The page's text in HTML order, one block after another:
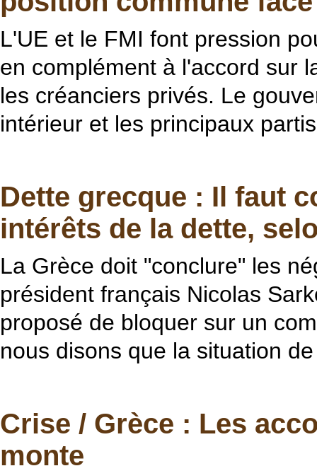
L'UE et le FMI font pression
en complément à l'accord sur
les créanciers privés. Le
intérieur et les principaux
Dette grecque : Il faut
intérêts de la dette,
La Grèce doit "conclure" les
président français Nicolas
proposé de bloquer sur un
nous disons que la situation
Crise / Grèce : Les
monte